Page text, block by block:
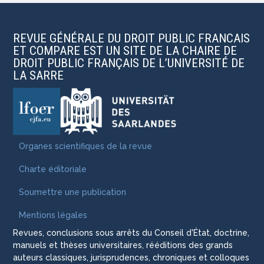
REVUE GÉNÉRALE DU DROIT PUBLIC FRANCAIS
ET COMPARE EST UN SITE DE LA CHAIRE DE
DROIT PUBLIC FRANÇAIS DE L’UNIVERSITÉ DE
LA SARRE
Organes scientifiques de la revue
Charte éditoriale
Soumettre une publication
Mentions légales
Revues, conclusions sous arrêts du Conseil d'État, doctrine,
manuels et thèses universitaires, rééditions des grands
auteurs classiques, jurisprudences, chroniques et colloques